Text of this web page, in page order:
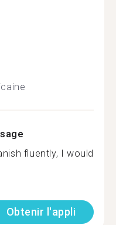
fluently, I would
Obtenir l'appli